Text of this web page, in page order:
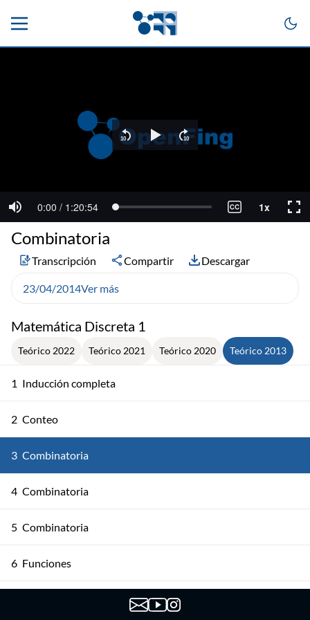
Matemática Discreta 1
Teórico 2022 Teórico 2021 Teórico 2020 Teórico 2013
1 Inducción completa
2 Conteo
3 Combinatoria
4 Combinatoria
5 Combinatoria
6 Funciones
Combinatoria
Transcripción Compartir Descargar
23/04/2014Ver más